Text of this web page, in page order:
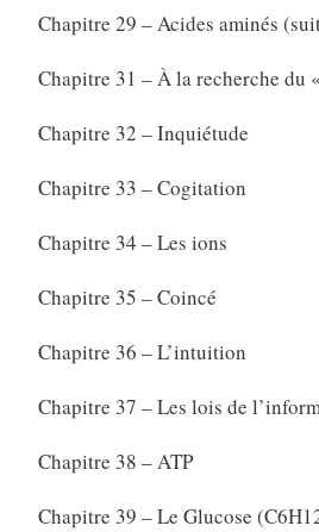
Chapitre 29 – Acides aminés
Chapitre 31 – À la recherche du
Chapitre 32 – Inquiétude
Chapitre 33 – Cogitation
Chapitre 34 – Les ions
Chapitre 35 – Coincé
Chapitre 36 – L’intuition
Chapitre 37 – Les lois de
Chapitre 38 – ATP
Chapitre 39 – Le Glucose